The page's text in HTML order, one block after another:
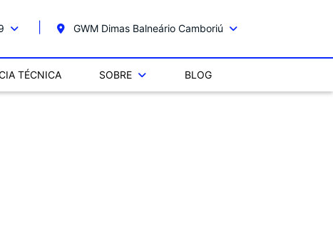
GWM Dimas Balneário Camboriú
TÉCNICA SOBRE BLOG